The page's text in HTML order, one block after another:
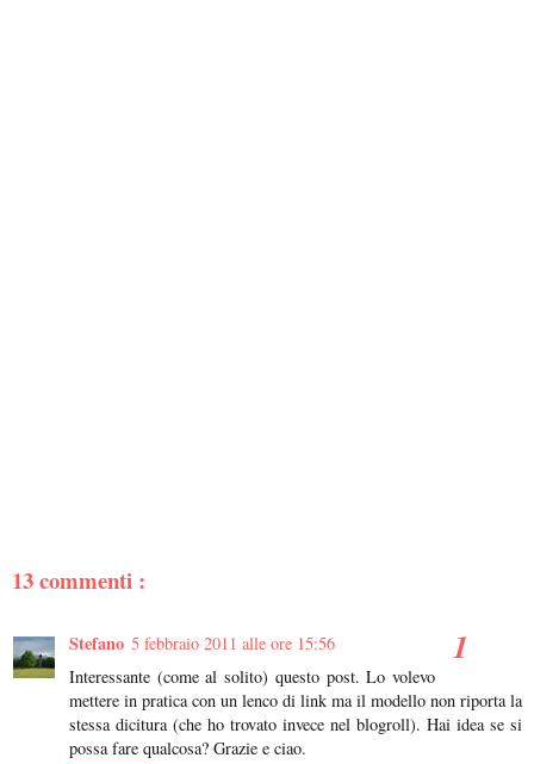
13 commenti :
Stefano 5 febbraio 2011 alle ore 15:56
Interessante (come al solito) questo post. Lo volevo
mettere in pratica con un lenco di link ma il modello non riporta la
stessa dicitura (che ho trovato invece nel blogroll). Hai idea se si
possa fare qualcosa? Grazie e ciao.